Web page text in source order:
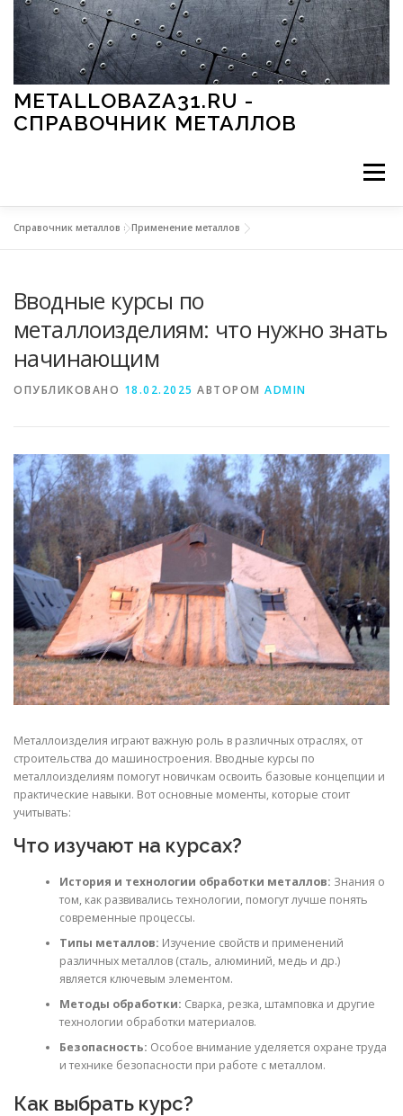
Перейти к содержимому
METALLOBAZA31.RU -
СПРАВОЧНИК МЕТАЛЛОВ
Меню
МЕТАЛЛЫ И ОКРУЖАЮЩАЯ СРЕДА
ПРИМЕНЕНИЕ МЕТАЛЛОВ
СТАТЬИ
Справочник металлов »Применение металлов
Вводные курсы по
металлоизделиям: что нужно знать
начинающим
ОПУБЛИКОВАНО 18.02.2025 АВТОРОМ ADMIN
Металлоизделия играют важную роль в различных отраслях, от
строительства до машиностроения. Вводные курсы по
металлоизделиям помогут новичкам освоить базовые концепции и
практические навыки. Вот основные моменты, которые стоит
учитывать:
Что изучают на курсах?
История и технологии обработки металлов: Знания о
том, как развивались технологии, помогут лучше понять
современные процессы.
Типы металлов: Изучение свойств и применений
различных металлов (сталь, алюминий, медь и др.)
является ключевым элементом.
Методы обработки: Сварка, резка, штамповка и другие
технологии обработки материалов.
Безопасность: Особое внимание уделяется охране труда
и технике безопасности при работе с металлом.
Как выбрать курс?